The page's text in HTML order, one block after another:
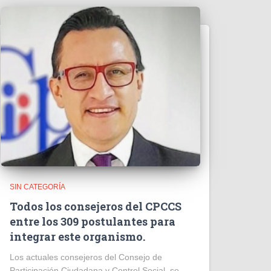
SIN CATEGORÍA
Todos los consejeros del CPCCS
entre los 309 postulantes para
integrar este organismo.
Los actuales consejeros del Consejo de